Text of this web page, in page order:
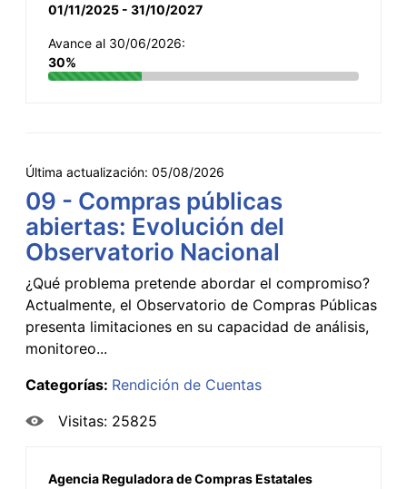
01/11/2025 - 31/10/2027
Avance al 30/06/2026:
30%
Última actualización: 05/08/2026
09 - Compras públicas
abiertas: Evolución del
Observatorio Nacional
¿Qué problema pretende abordar el compromiso?
Actualmente, el Observatorio de Compras Públicas
presenta limitaciones en su capacidad de análisis,
monitoreo...
Categorías: Rendición de Cuentas
Visitas: 25825
Agencia Reguladora de Compras Estatales